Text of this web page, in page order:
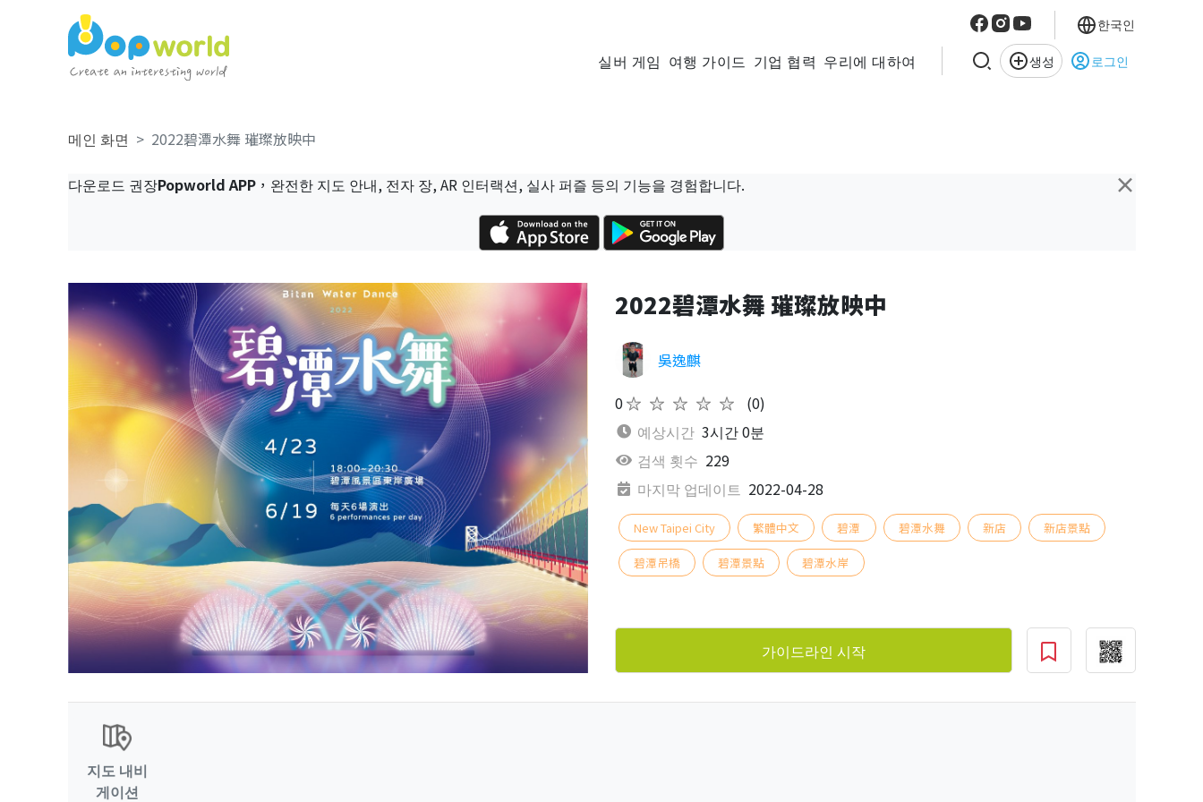
실버 게임 여행 가이드 기업 협력 우리에 대하여 생성 로그인
한국인
메인 화면 2022碧潭水舞 璀璨放映中
×
다운로드 권장Popworld APP，완전한 지도 안내, 전자 장, AR 인터랙션, 실사 퍼즐 등의 기능을 경험합니다.
2022碧潭水舞 璀璨放映中
吳逸麒
0★★★★★
(0)
예상시간 3시간 0분
검색 횟수 229
마지막 업데이트 2022-04-28
New Taipei City 繁體中文 碧潭 碧潭水舞 新店 新店景點
碧潭吊橋 碧潭景點 碧潭水岸
가이드라인 시작
지도 내비
게이션